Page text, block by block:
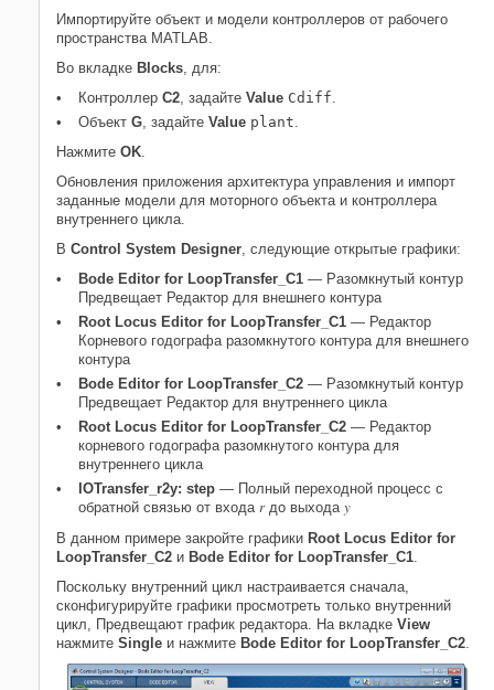
Импортируйте объект и модели контроллеров от рабочего
пространства MATLAB.
Во вкладке Blocks , для:
Контроллер C2 , задайте Value Cdiff
Объект G , задайте Value plant
Нажмите OK
Обновления приложения архитектура управления и импорт
заданные модели для моторного объекта и контроллера
внутреннего цикла.
В Control System Designer , следующие открытые графики:
Bode Editor for LoopTransfer_C1 — Разомкнутый контур
Предвещает Редактор для внешнего контура
Root Locus Editor for LoopTransfer_C1 — Редактор
Корневого годографа разомкнутого контура для внешнего
контура
Bode Editor for LoopTransfer_C2 — Разомкнутый контур
Предвещает Редактор для внутреннего цикла
Root Locus Editor for LoopTransfer_C2 — Редактор
корневого годографа разомкнутого контура для
внутреннего цикла
IOTransfer_r2y: step — Полный переходной процесс с
обратной связью от входа rдо выхода y
В данном примере закройте графики Root Locus Editor for
LoopTransfer_C2 и Bode Editor for LoopTransfer_C1
Поскольку внутренний цикл настраивается сначала,
сконфигурируйте графики просмотреть только внутренний
цикл, Предвещают график редактора. На вкладке View
нажмите Single и нажмите Bode Editor for LoopTransfer_C2